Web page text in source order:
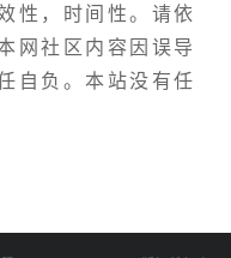
性，时间性。请依
网社区内容因误导
自负。本站没有任